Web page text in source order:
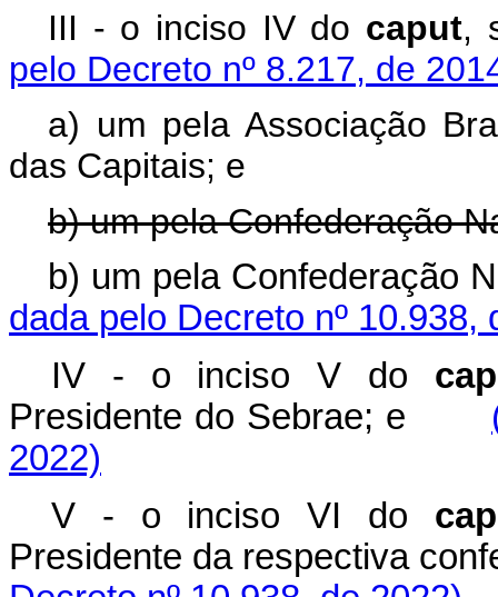
III - o inciso IV do caput,
pelo Decreto nº 8.217, de
a) um pela Associação
das Capitais; e
b) um pela Confederação
b) um pela
dada pelo Decreto nº 10.938,
IV - o inciso V do
Presidente do Sebrae; e
2022)
V - o inciso VI do
Presidente da respectiva